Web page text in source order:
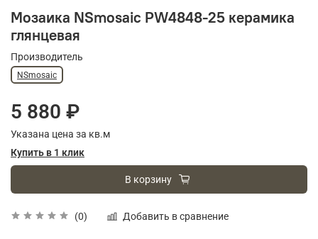
Мозаика NSmosaic PW4848-25 керамика
глянцевая
(0) Добавить в сравнение
Производитель
NSmosaic
5 880 ₽
Указана цена за кв.м
Купить в 1 клик
В корзину